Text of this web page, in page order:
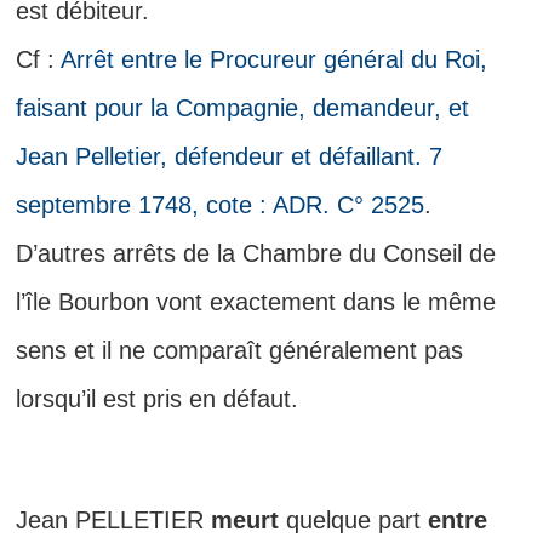
est débiteur.
Cf : Arrêt entre le Procureur général du Roi,
faisant pour la Compagnie, demandeur, et
Jean Pelletier, défendeur et défaillant. 7
septembre 1748, cote : ADR. C° 2525.
D’autres arrêts de la Chambre du Conseil de
l’île Bourbon vont exactement dans le même
sens et il ne comparaît généralement pas
lorsqu’il est pris en défaut.
Jean PELLETIER meurtquelque part entre